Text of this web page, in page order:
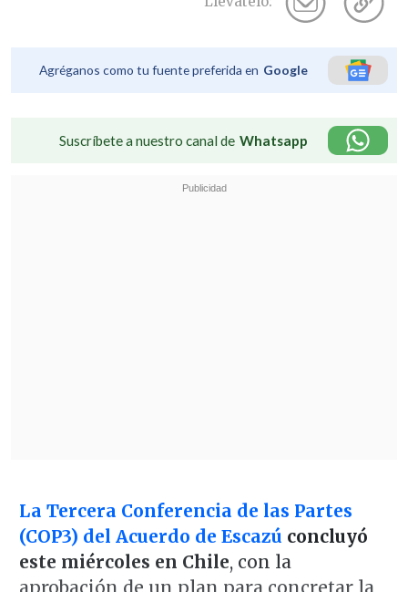
Agréganos como tu fuente preferida en Google
Suscríbete a nuestro canal de Whatsapp
La Tercera Conferencia de las Partes
(COP3) del Acuerdo de Escazú concluyó
este miércoles en Chile, con la
aprobación de un plan para concretar la